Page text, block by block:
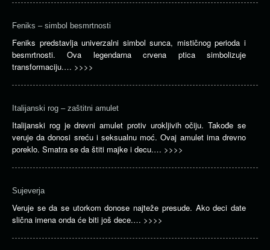
Feniks – simbol besmrtnosti
Feniks predstavlja univerzalni simbol sunca, mističnog perioda i
besmrtnosti. Ova legendarna crvena ptica simbolizuje
transformaciju.… >>>>
Italijanski rog – zaštitni amulet
Italijanski rog je drevni amulet protiv urokljivih očiju. Takođe se
veruje da donosi sreću i seksualnu moć. Ovaj amulet ima drevno
poreklo. Smatra se da štiti majke i decu.… >>>>
Sujeverja
Veruje se da se utorkom donose najteže presude. Ako deci date
slična imena onda će biti još dece.… >>>>